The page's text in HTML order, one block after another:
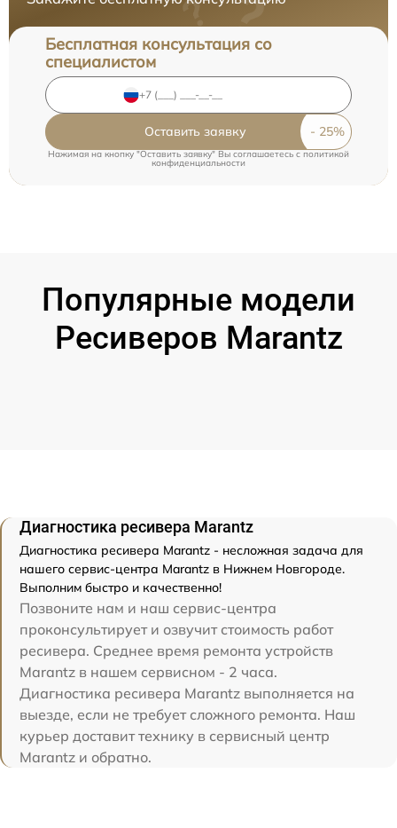
Бесплатная консультация со
специалистом
Оставить заявку
Нажимая на кнопку "Оставить заявку" Вы соглашаетесь cполитикой
конфиденциальности
Популярные модели
Ресиверов Marantz
Диагностика ресивера Marantz
Диагностика ресивера Marantz - несложная задача для
нашего сервис-центра Marantz в Нижнем Новгороде.
Выполним быстро и качественно!
Позвоните нам и наш сервис-центра
проконсультирует и озвучит стоимость работ
ресивера. Среднее время ремонта устройств
Marantz в нашем сервисном - 2 часа.
Диагностика ресивера Marantz выполняется на
выезде, если не требует сложного ремонта. Наш
курьер доставит технику в сервисный центр
Marantz и обратно.